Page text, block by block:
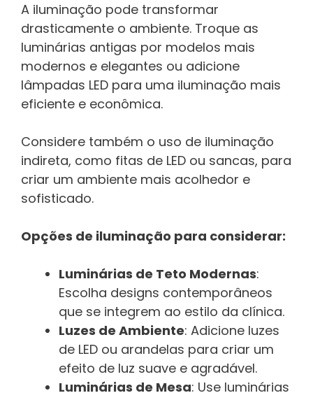
A iluminação pode transformar
drasticamente o ambiente. Troque as
luminárias antigas por modelos mais
modernos e elegantes ou adicione
lâmpadas LED para uma iluminação mais
eficiente e econômica.
Considere também o uso de iluminação
indireta, como fitas de LED ou sancas, para
criar um ambiente mais acolhedor e
sofisticado.
Opções de iluminação para considerar:
Luminárias de Teto Modernas:
Escolha designs contemporâneos
que se integrem ao estilo da clínica.
Luzes de Ambiente: Adicione luzes
de LED ou arandelas para criar um
efeito de luz suave e agradável.
Luminárias de Mesa: Use luminárias